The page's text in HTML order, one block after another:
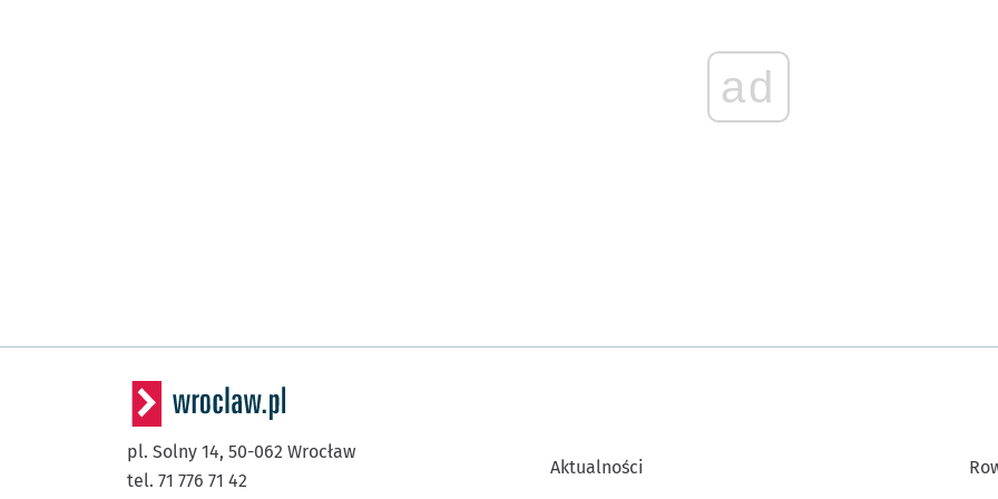
ad
pl. Solny 14, 50-062 Wrocław
tel. 71 776 71 42
Aktualności